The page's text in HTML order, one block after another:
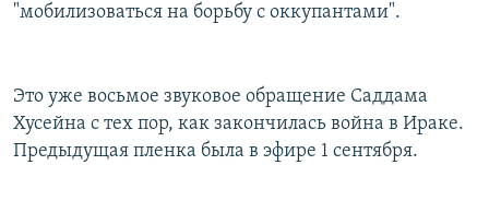
"мобилизоваться на борьбу с оккупантами".
Это уже восьмое звуковое обращение Саддама
Хусейна с тех пор, как закончилась война в Ираке.
Предыдущая пленка была в эфире 1 сентября.